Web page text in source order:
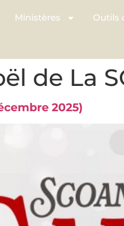
Ministères Outils
de La
2025)